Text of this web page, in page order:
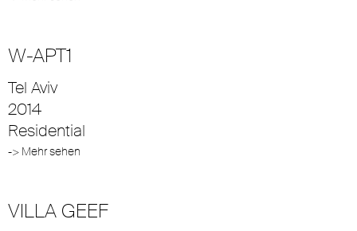
W-APT1
Tel Aviv
2014
Residential
-> Mehr sehen
VILLA GEEF